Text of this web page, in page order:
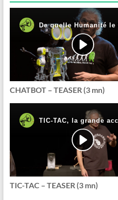
CHATBOT – TEASER (3 mn)
TIC-TAC – TEASER (3 mn)